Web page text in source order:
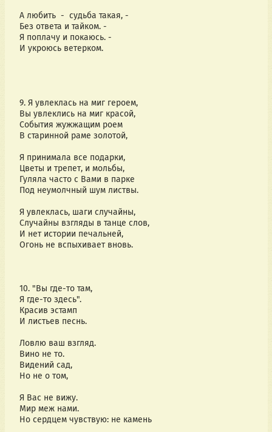
А любить  -  судьба такая, -
Без ответа и тайком. -
Я поплачу и покаюсь. -
И укроюсь ветерком.
9. Я увлеклась на миг героем,
Вы увлеклись на миг красой,
События жужжащим роем
В старинной раме золотой,
Я принимала все подарки,
Цветы и трепет, и мольбы,
Гуляла часто с Вами в парке
Под неумолчный шум листвы.
Я увлеклась, шаги случайны,
Случайны взгляды в танце слов,
И нет истории печальней,
Огонь не вспыхивает вновь.
10. "Вы где-то там,
Я где-то здесь".
Красив эстамп
И листьев песнь.
Ловлю ваш взгляд.
Вино не то.
Видений сад,
Но не о том,
Я Вас не вижу.
Мир меж нами.
Но сердцем чувствую: не камень